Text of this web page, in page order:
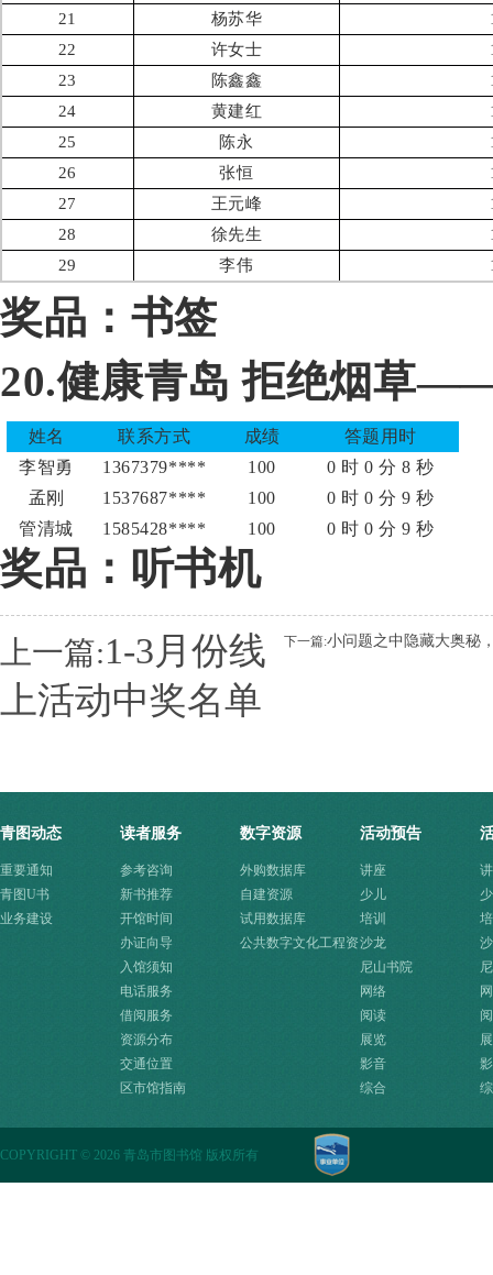
21
杨苏华
22
许女士
23
陈鑫鑫
24
黄建红
25
陈永
26
张恒
27
王元峰
28
徐先生
29
李伟
奖品：书签
20.健康青岛 拒绝烟草
姓名 联系方式 成绩
答题用时
李智勇
1367379**** 100
0 时 0 分 8 秒
孟刚
1537687**** 100
0 时 0 分 9 秒
管清城
1585428**** 100 0 时 0 分 9 秒
奖品：听书机
下一篇:小问题之中隐藏大奥秘
上一篇:1-3月份线
上活动中奖名单
青图动态
重要通知
青图U书
业务建设
读者服务
参考咨询
新书推荐
开馆时间
办证向导
入馆须知
电话服务
借阅服务
资源分布
交通位置
区市馆指南
数字资源
外购数据库
自建资源
试用数据库
公共数字文化工程资
活动预告
讲座
少儿
培训
沙龙
尼山书院
网络
阅读
展览
影音
综合
COPYRIGHT © 2026 青岛市图书馆 版权所有